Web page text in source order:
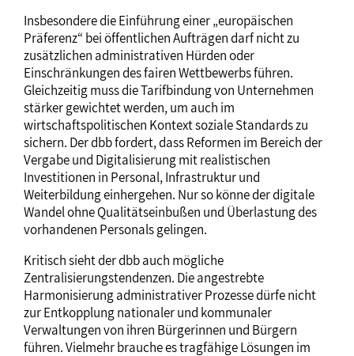
Insbesondere die Einführung einer „europäischen
Präferenz“ bei öffentlichen Aufträgen darf nicht zu
zusätzlichen administrativen Hürden oder
Einschränkungen des fairen Wettbewerbs führen.
Gleichzeitig muss die Tarifbindung von Unternehmen
stärker gewichtet werden, um auch im
wirtschaftspolitischen Kontext soziale Standards zu
sichern. Der dbb fordert, dass Reformen im Bereich der
Vergabe und Digitalisierung mit realistischen
Investitionen in Personal, Infrastruktur und
Weiterbildung einhergehen. Nur so könne der digitale
Wandel ohne Qualitätseinbußen und Überlastung des
vorhandenen Personals gelingen.
Kritisch sieht der dbb auch mögliche
Zentralisierungstendenzen. Die angestrebte
Harmonisierung administrativer Prozesse dürfe nicht
zur Entkopplung nationaler und kommunaler
Verwaltungen von ihren Bürgerinnen und Bürgern
führen. Vielmehr brauche es tragfähige Lösungen im